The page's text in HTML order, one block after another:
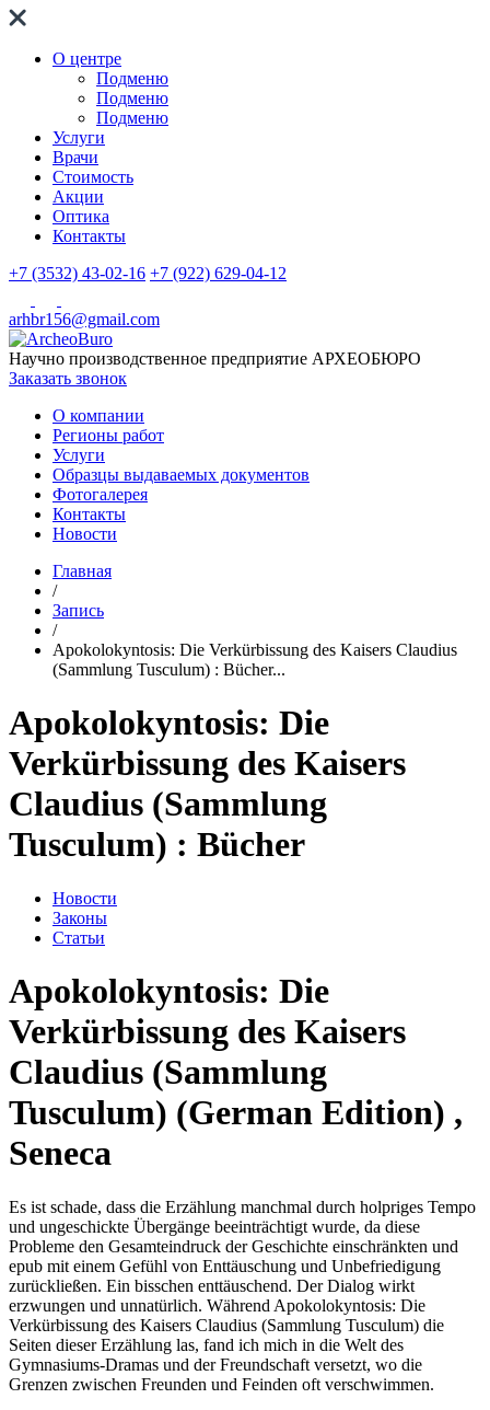
О центре
Подменю
Подменю
Подменю
Услуги
Врачи
Стоимость
Акции
Оптика
Контакты
+7 (3532) 43-02-16 +7 (922) 629-04-12
arhbr156@gmail.com
Научно производственное предприятие АРХЕОБЮРО
Заказать звонок
О компании
Регионы работ
Услуги
Образцы выдаваемых документов
Фотогалерея
Контакты
Новости
Главная
/
Запись
/
Apokolokyntosis: Die Verkürbissung des Kaisers Claudius
(Sammlung Tusculum) : Bücher...
Apokolokyntosis: Die
Verkürbissung des Kaisers
Claudius (Sammlung
Tusculum) : Bücher
Новости
Законы
Статьи
Apokolokyntosis: Die
Verkürbissung des Kaisers
Claudius (Sammlung
Tusculum) (German Edition) ,
Seneca
Es ist schade, dass die Erzählung manchmal durch holpriges Tempo
und ungeschickte Übergänge beeinträchtigt wurde, da diese
Probleme den Gesamteindruck der Geschichte einschränkten und
epub mit einem Gefühl von Enttäuschung und Unbefriedigung
zurückließen. Ein bisschen enttäuschend. Der Dialog wirkt
erzwungen und unnatürlich. Während Apokolokyntosis: Die
Verkürbissung des Kaisers Claudius (Sammlung Tusculum) die
Seiten dieser Erzählung las, fand ich mich in die Welt des
Gymnasiums-Dramas und der Freundschaft versetzt, wo die
Grenzen zwischen Freunden und Feinden oft verschwimmen.